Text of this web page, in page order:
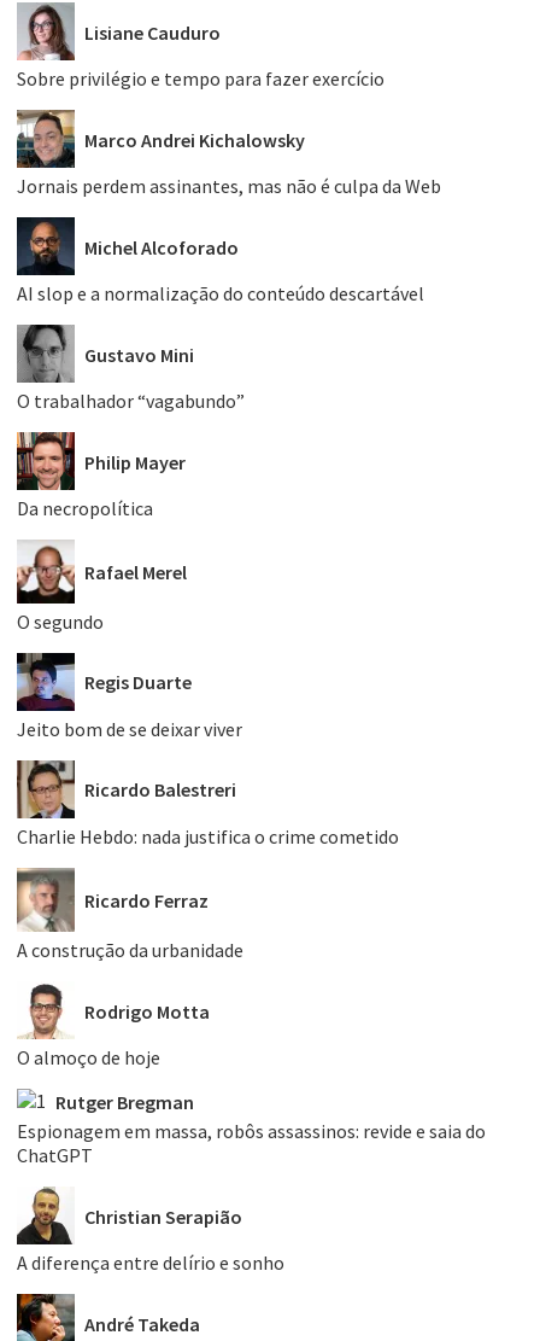
Lisiane Cauduro
Sobre privilégio e tempo para fazer exercício
Marco Andrei Kichalowsky
Jornais perdem assinantes, mas não é culpa da Web
Michel Alcoforado
AI slop e a normalização do conteúdo descartável
Gustavo Mini
O trabalhador “vagabundo”
Philip Mayer
Da necropolítica
Rafael Merel
O segundo
Regis Duarte
Jeito bom de se deixar viver
Ricardo Balestreri
Charlie Hebdo: nada justifica o crime cometido
Ricardo Ferraz
A construção da urbanidade
Rodrigo Motta
O almoço de hoje
Rutger Bregman
Espionagem em massa, robôs assassinos: revide e saia do
ChatGPT
Christian Serapião
A diferença entre delírio e sonho
André Takeda